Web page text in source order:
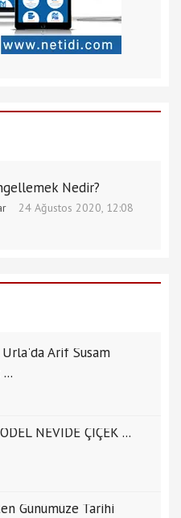
Nedir?
24 Ağustos 2020, 12:08
Arif Susam
NEVİDE ÇİÇEK ...
Günümüze Tarihi